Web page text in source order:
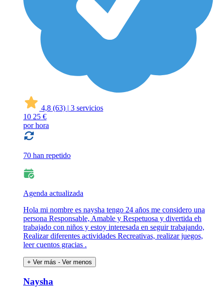
4,8 (63) | 3 servicios
10 25 €
por hora
70 han repetido
Agenda actualizada
Hola mi nombre es naysha tengo 24 años me considero una
persona Responsable, Amable y Respetuosa y divertida eh
trabajado con niños y estoy interesada en seguir trabajando,
Realizar diferentes actividades Recreativas, realizar juegos,
leer cuentos gracias .
+ Ver más - Ver menos
Naysha